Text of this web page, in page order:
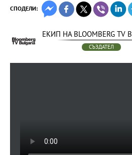
СПОДЕЛИ:
ЕКИП НА BLOOMBERG TV
СЪЗДАТЕЛ